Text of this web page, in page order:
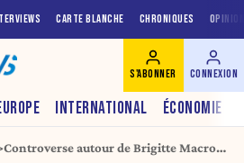
CARTE BLANCHE CHRONIQUES
INTERNATIONAL ÉCONOMIE
S'ABONNER CONNEXION
Controverse autour de Brigitte Macron